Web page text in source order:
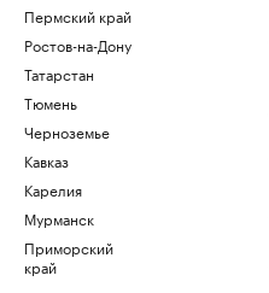
Пермский край
Ростов-на-Дону
Татарстан
Тюмень
Черноземье
Кавказ
Карелия
Мурманск
Приморский
край